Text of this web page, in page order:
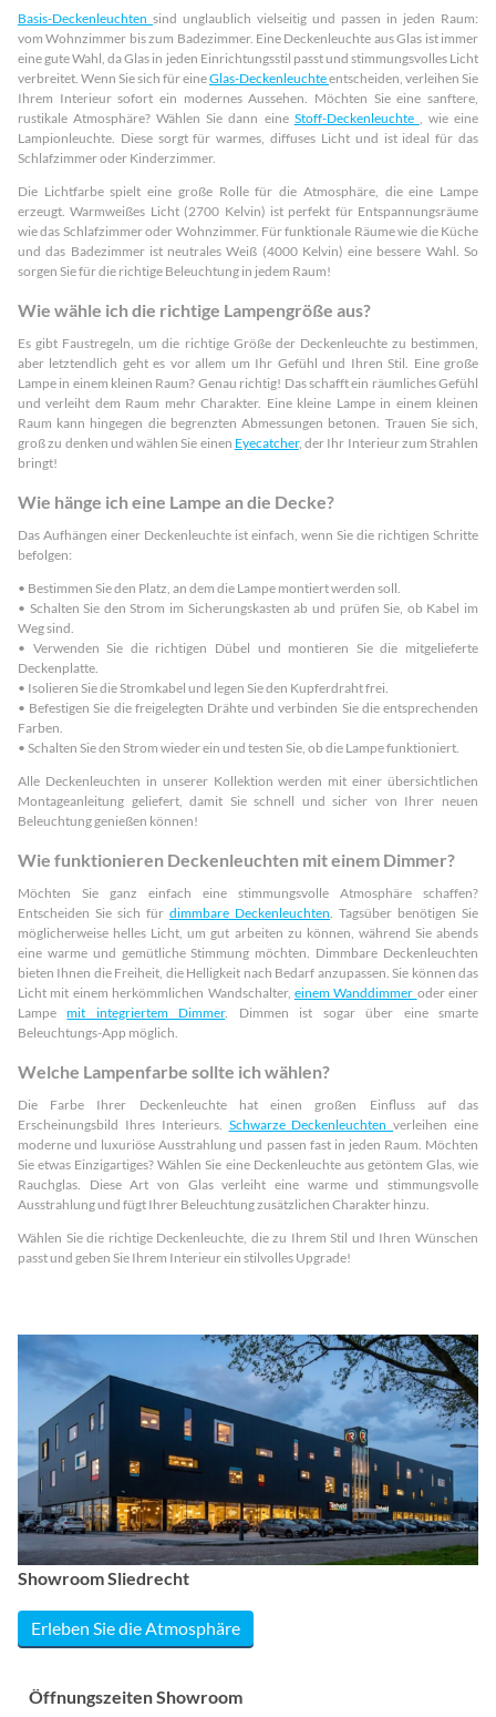
Basis-Deckenleuchten sind unglaublich vielseitig und passen in jeden Raum:
vom Wohnzimmer bis zum Badezimmer. Eine Deckenleuchte aus Glas ist immer
eine gute Wahl, da Glas in jeden Einrichtungsstil passt und stimmungsvolles Licht
verbreitet. Wenn Sie sich für eineGlas-Deckenleuchteentscheiden, verleihen Sie
Ihrem Interieur sofort ein modernes Aussehen. Möchten Sie eine sanftere,
rustikale Atmosphäre? Wählen Sie dann eine Stoff-Deckenleuchte
, wie eine
Lampionleuchte. Diese sorgt für warmes, diffuses Licht und ist ideal für das
Schlafzimmer oder Kinderzimmer.
Die Lichtfarbe spielt eine große Rolle für die Atmosphäre, die eine Lampe
erzeugt. Warmweißes Licht (2700 Kelvin) ist perfekt für Entspannungsräume
wie das Schlafzimmer oder Wohnzimmer. Für funktionale Räume wie die Küche
und das Badezimmer ist neutrales Weiß (4000 Kelvin) eine bessere Wahl. So
sorgen Sie für die richtige Beleuchtung in jedem Raum!
Wie wähle ich die richtige Lampengröße aus?
Es gibt Faustregeln, um die richtige Größe der Deckenleuchte zu bestimmen,
aber letztendlich geht es vor allem um Ihr Gefühl und Ihren Stil. Eine große
Lampe in einem kleinen Raum? Genau richtig! Das schafft ein räumliches Gefühl
und verleiht dem Raum mehr Charakter. Eine kleine Lampe in einem kleinen
Raum kann hingegen die begrenzten Abmessungen betonen. Trauen Sie sich,
groß zu denken und wählen Sie einen Eyecatcher, der Ihr Interieur zum Strahlen
bringt!
Wie hänge ich eine Lampe an die Decke?
Das Aufhängen einer Deckenleuchte ist einfach, wenn Sie die richtigen Schritte
befolgen:
• Bestimmen Sie den Platz, an dem die Lampe montiert werden soll.
• Schalten Sie den Strom im Sicherungskasten ab und prüfen Sie, ob Kabel im
Weg sind.
• Verwenden Sie die richtigen Dübel und montieren Sie die mitgelieferte
Deckenplatte.
• Isolieren Sie die Stromkabel und legen Sie den Kupferdraht frei.
• Befestigen Sie die freigelegten Drähte und verbinden Sie die entsprechenden
Farben.
• Schalten Sie den Strom wieder ein und testen Sie, ob die Lampe funktioniert.
Alle Deckenleuchten in unserer Kollektion werden mit einer übersichtlichen
Montageanleitung geliefert, damit Sie schnell und sicher von Ihrer neuen
Beleuchtung genießen können!
Wie funktionieren Deckenleuchten mit einem Dimmer?
Möchten Sie ganz einfach eine stimmungsvolle Atmosphäre schaffen?
Entscheiden Sie sich für dimmbare Deckenleuchten . Tagsüber benötigen Sie
möglicherweise helles Licht, um gut arbeiten zu können, während Sie abends
eine warme und gemütliche Stimmung möchten. Dimmbare Deckenleuchten
bieten Ihnen die Freiheit, die Helligkeit nach Bedarf anzupassen. Sie können das
Licht mit einem herkömmlichen Wandschalter, einem Wanddimmer oder einer
Lampemit integriertem Dimmer. Dimmen ist sogar über eine smarte
Beleuchtungs-App möglich.
Welche Lampenfarbe sollte ich wählen?
Die Farbe Ihrer Deckenleuchte hat einen großen Einfluss auf das
Erscheinungsbild Ihres Interieurs. Schwarze Deckenleuchtenverleihen eine
moderne und luxuriöse Ausstrahlung und passen fast in jeden Raum. Möchten
Sie etwas Einzigartiges? Wählen Sie eine Deckenleuchte aus getöntem Glas, wie
Rauchglas. Diese Art von Glas verleiht eine warme und stimmungsvolle
Ausstrahlung und fügt Ihrer Beleuchtung zusätzlichen Charakter hinzu.
Wählen Sie die richtige Deckenleuchte, die zu Ihrem Stil und Ihren Wünschen
passt und geben Sie Ihrem Interieur ein stilvolles Upgrade!
Showroom Sliedrecht
Erleben Sie die Atmosphäre
Öffnungszeiten Showroom